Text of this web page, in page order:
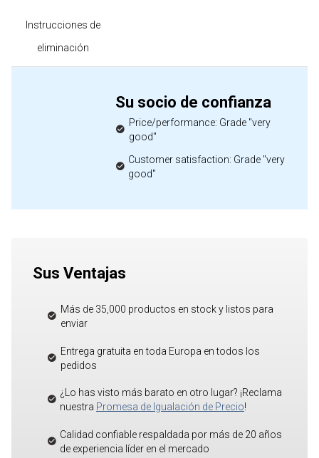
Instrucciones de
eliminación
Su socio de confianza
Price/performance: Grade "very
good"
Customer satisfaction: Grade "very
good"
Sus Ventajas
Más de 35,000 productos en stock y listos para
enviar
Entrega gratuita en toda Europa en todos los
pedidos
¿Lo has visto más barato en otro lugar? ¡Reclama
nuestra Promesa de Igualación de Precio!
Calidad confiable respaldada por más de 20 años
de experiencia líder en el mercado